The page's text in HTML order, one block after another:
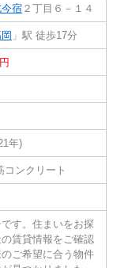
宿 ２丁目６－１４
」駅 徒歩17分
年)
コンクリート
す。住まいをお探
賃貸情報をご確認
ご希望に合う物件